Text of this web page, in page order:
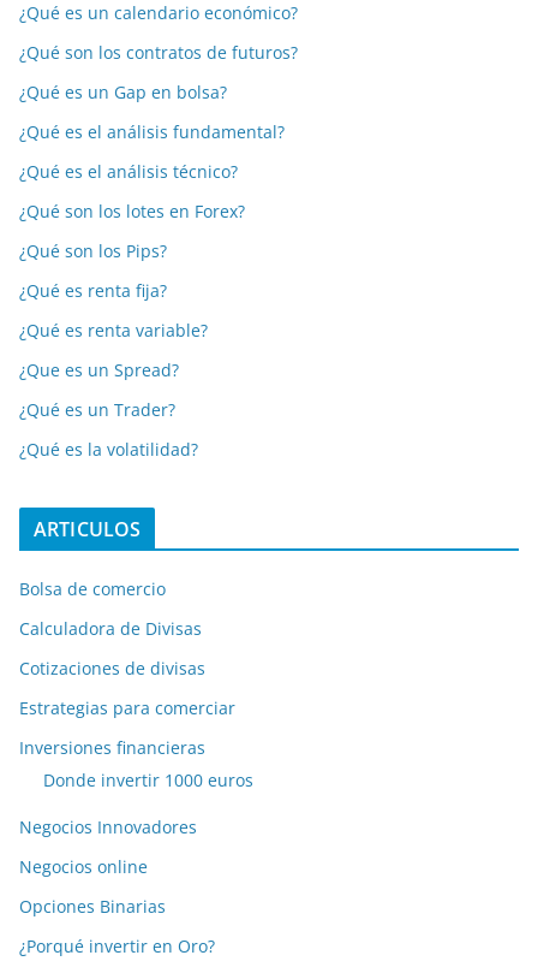
¿Qué es un calendario económico?
¿Qué son los contratos de futuros?
¿Qué es un Gap en bolsa?
¿Qué es el análisis fundamental?
¿Qué es el análisis técnico?
¿Qué son los lotes en Forex?
¿Qué son los Pips?
¿Qué es renta fija?
¿Qué es renta variable?
¿Que es un Spread?
¿Qué es un Trader?
¿Qué es la volatilidad?
ARTICULOS
Bolsa de comercio
Calculadora de Divisas
Cotizaciones de divisas
Estrategias para comerciar
Inversiones financieras
Donde invertir 1000 euros
Negocios Innovadores
Negocios online
Opciones Binarias
¿Porqué invertir en Oro?